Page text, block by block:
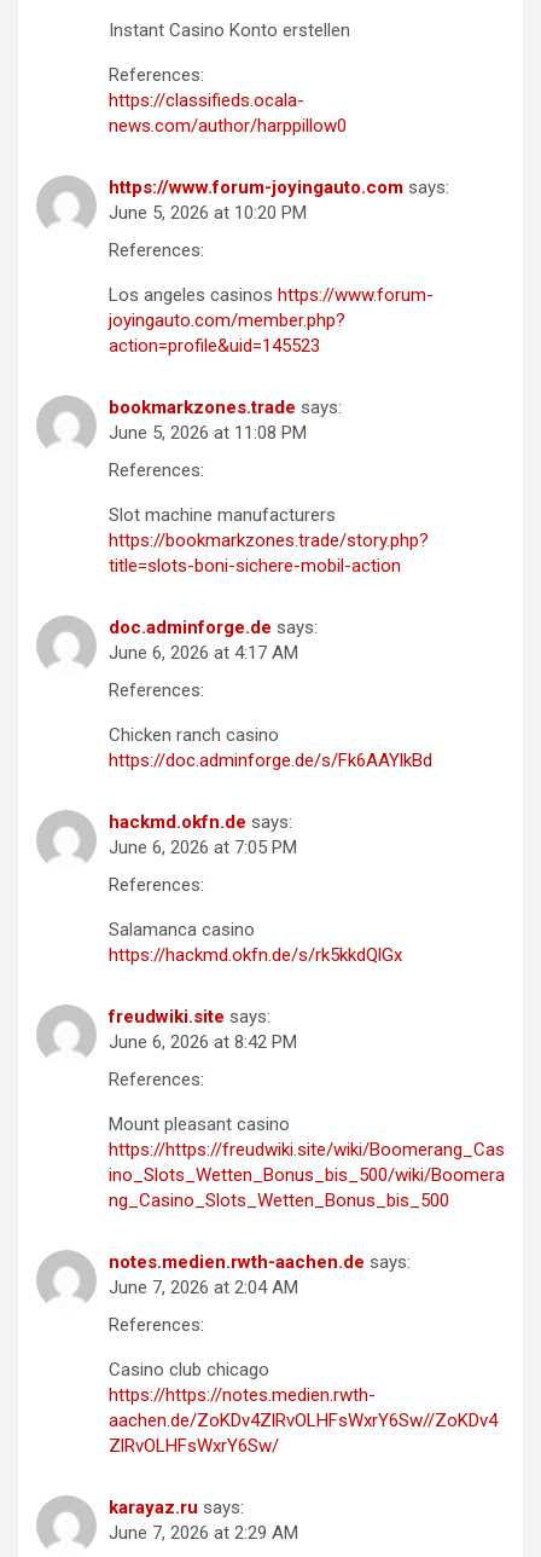
Instant Casino Konto erstellen
References:
https://classifieds.ocala-
news.com/author/harppillow0
https://www.forum-joyingauto.com says:
June 5, 2026 at 10:20 PM
References:
Los angeles casinos https://www.forum-
joyingauto.com/member.php?
action=profile&uid=145523
bookmarkzones.trade says:
June 5, 2026 at 11:08 PM
References:
Slot machine manufacturers
https://bookmarkzones.trade/story.php?
title=slots-boni-sichere-mobil-action
doc.adminforge.de says:
June 6, 2026 at 4:17 AM
References:
Chicken ranch casino
https://doc.adminforge.de/s/Fk6AAYlkBd
hackmd.okfn.de says:
June 6, 2026 at 7:05 PM
References:
Salamanca casino
https://hackmd.okfn.de/s/rk5kkdQlGx
freudwiki.site says:
June 6, 2026 at 8:42 PM
References:
Mount pleasant casino
https://https://freudwiki.site/wiki/Boomerang_Cas
ino_Slots_Wetten_Bonus_bis_500/wiki/Boomera
ng_Casino_Slots_Wetten_Bonus_bis_500
notes.medien.rwth-aachen.de says:
June 7, 2026 at 2:04 AM
References:
Casino club chicago
https://https://notes.medien.rwth-
aachen.de/ZoKDv4ZlRvOLHFsWxrY6Sw//ZoKDv4
ZlRvOLHFsWxrY6Sw/
karayaz.ru says:
June 7, 2026 at 2:29 AM